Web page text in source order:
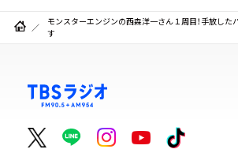
モンスターエンジンの西森洋一さん１周目！手放した
す